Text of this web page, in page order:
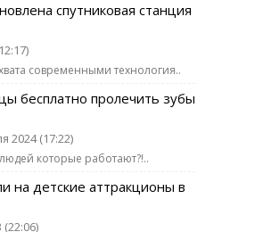
спутниковая станция
современными технология..
бесплатно пролечить зубы
2024 (17:22)
которые работают?!..
на детские аттракционы в